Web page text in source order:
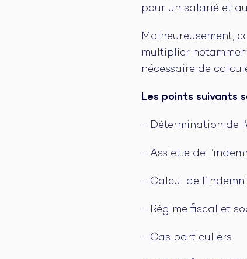
pour un salarié et
Malheureusement,
multiplier
nécessaire de
Les points suivants
- Détermination de
- Assiette de
- Calcul de
- Régime fiscal et
- Cas particuliers